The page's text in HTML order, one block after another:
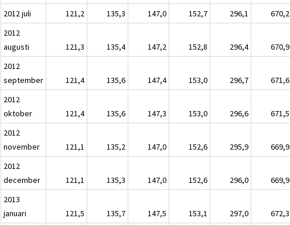
2012 juli
121,2 135,3 147,0 152,7 296,1 670,2
2012
augusti
121,3 135,4 147,2 152,8 296,4 670,9
2012
september
121,4 135,6 147,4 153,0 296,7 671,6
2012
oktober
121,4 135,6 147,3 153,0 296,6 671,5
2012
november
121,1 135,2 147,0 152,6 295,9 669,9
2012
december
121,1 135,3 147,0 152,6 296,0 669,9
2013
januari
121,5 135,7 147,5 153,1 297,0 672,3